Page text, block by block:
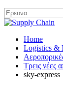
Home
Logistics &
Τρεις νέες
sky-express